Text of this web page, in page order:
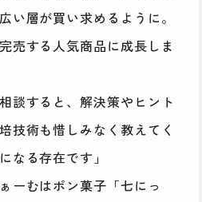
い層が買い求めるように。
売する人気商品に成長しま
談すると、解決策やヒント
技術も惜しみなく教えてく
なる存在です」
ーむはポン菓子「七にっ